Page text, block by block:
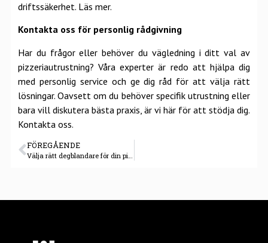
driftssäkerhet. Läs mer.
Kontakta oss för personlig rådgivning
Har du frågor eller behöver du vägledning i ditt val av
pizzeriautrustning? Våra experter är redo att hjälpa dig
med personlig service och ge dig råd för att välja rätt
lösningar. Oavsett om du behöver specifik utrustning eller
bara vill diskutera bästa praxis, är vi här för att stödja dig.
Kontakta oss.
FÖREGÅENDE
Välja rätt degblandare för din pizzeria